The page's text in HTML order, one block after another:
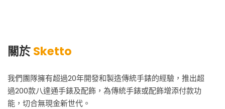
關於Sketto
我們團隊擁有超過20年開發和製造傳統手錶的經驗，推出超
過200款八達通手錶及配飾，為傳統手錶或配飾增添付款功
能，切合無現金新世代。